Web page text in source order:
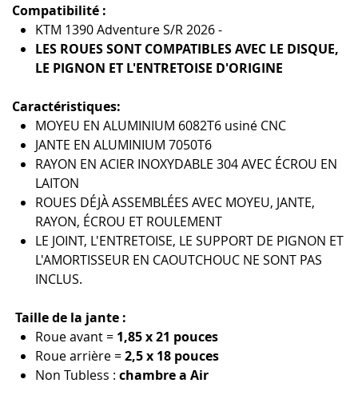
Compatibilité :
KTM 1390 Adventure S/R 2026 -
LES ROUES SONT COMPATIBLES AVEC LE DISQUE,
LE PIGNON ET L'ENTRETOISE D'ORIGINE
Caractéristiques:
MOYEU EN ALUMINIUM 6082T6 usiné CNC
JANTE EN ALUMINIUM 7050T6
RAYON EN ACIER INOXYDABLE 304 AVEC ÉCROU EN
LAITON
ROUES DÉJÀ ASSEMBLÉES AVEC MOYEU, JANTE,
RAYON, ÉCROU ET ROULEMENT
LE JOINT, L'ENTRETOISE, LE SUPPORT DE PIGNON ET
L'AMORTISSEUR EN CAOUTCHOUC NE SONT PAS
INCLUS.
Taille de la jante :
Roue avant = 1,85 x 21 pouces
Roue arrière =2,5 x 18 pouces
Non Tubless : chambre a Air